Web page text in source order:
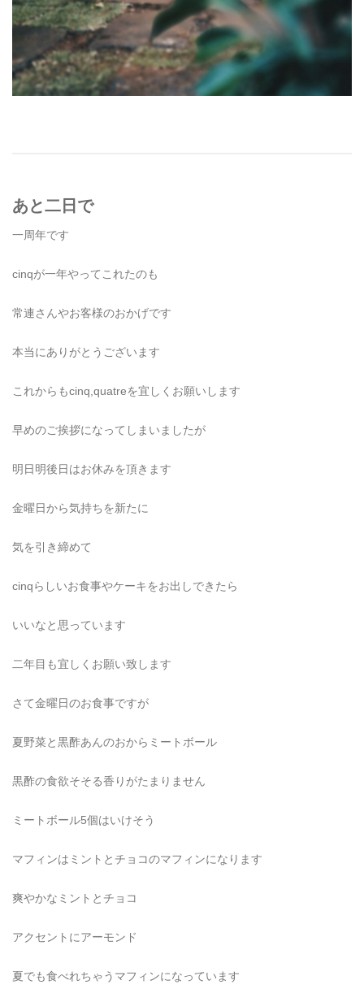
あと二日で
一周年です
cinqが一年やってこれたのも
常連さんやお客様のおかげです
本当にありがとうございます
これからもcinq,quatreを宜しくお願いします
早めのご挨拶になってしまいましたが
明日明後日はお休みを頂きます
金曜日から気持ちを新たに
気を引き締めて
cinqらしいお食事やケーキをお出しできたら
いいなと思っています
二年目も宜しくお願い致します
さて金曜日のお食事ですが
夏野菜と黒酢あんのおからミートボール
黒酢の食欲そそる香りがたまりません
ミートボール5個はいけそう
マフィンはミントとチョコのマフィンになります
爽やかなミントとチョコ
アクセントにアーモンド
夏でも食べれちゃうマフィンになっています